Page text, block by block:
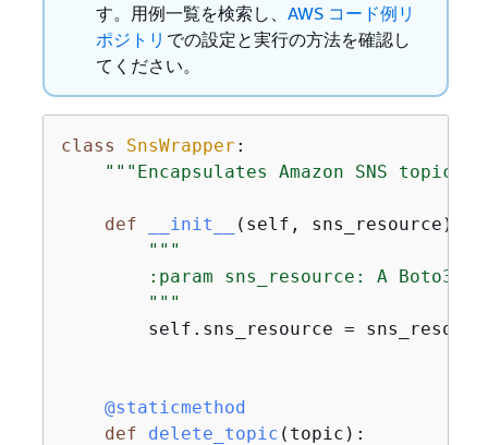
す。用例一覧を検索し、 AWS コード例リ
ポジトリ での設定と実行の方法を確認し
てください。
class SnsWrapper :
"""Encapsulates Amazon SNS
def __init__ ( self, sns_resource ):
"""
:param sns_resource: A Boto3
        """
self.sns_resource =
    @staticmethod
def
delete_topic ( topic ):